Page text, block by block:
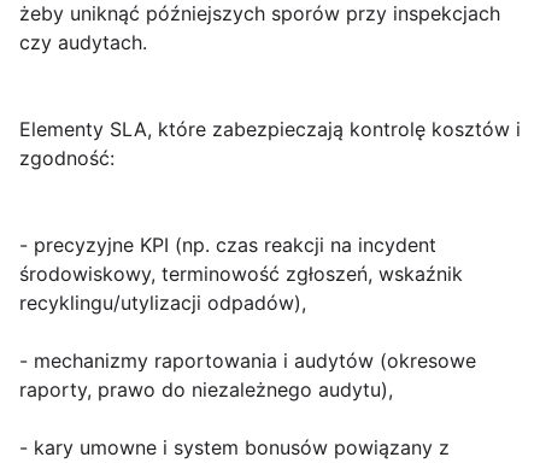
żeby uniknąć późniejszych sporów przy inspekcjach
czy audytach.
Elementy SLA, które zabezpieczają kontrolę kosztów i
zgodność:
- precyzyjne KPI (np. czas reakcji na incydent
środowiskowy, terminowość zgłoszeń, wskaźnik
recyklingu/utylizacji odpadów),
- mechanizmy raportowania i audytów (okresowe
raporty, prawo do niezależnego audytu),
- kary umowne i system bonusów powiązany z